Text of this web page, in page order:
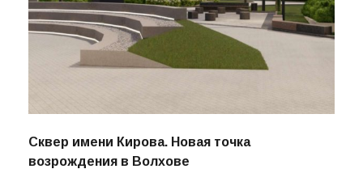
Cквер имени Кирова. Новая точка
возрождения в Волхове